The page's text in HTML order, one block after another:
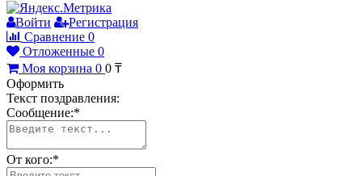
Войти
Регистрация
Сравнение 0
Отложенные 0
Моя корзина 0 0 ₸
Оформить
Текст поздравления:
Сообщение:*
От кого:*